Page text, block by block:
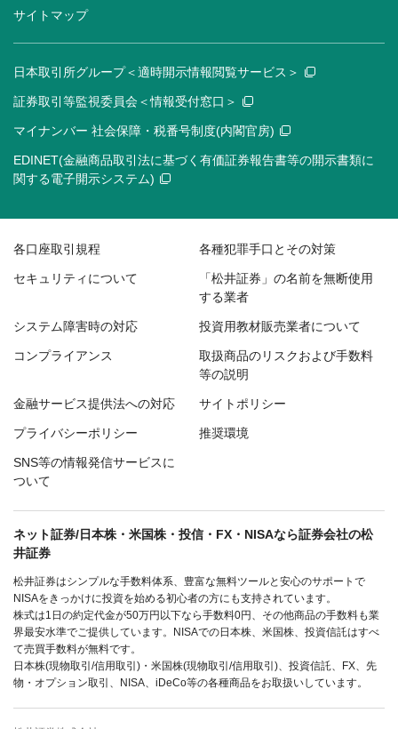
サイトマップ
日本取引所グループ＜適時開示情報閲覧サービス＞
証券取引等監視委員会＜情報受付窓口＞
マイナンバー 社会保障・税番号制度(内閣官房)
EDINET(金融商品取引法に基づく有価証券報告書等の開示書類に
関する電子開示システム)
各口座取引規程 各種犯罪手口とその対策
セキュリティについて
「松井証券」の名前を無断使用
する業者
システム障害時の対応 投資用教材販売業者について
コンプライアンス
取扱商品のリスクおよび手数料
等の説明
金融サービス提供法への対応 サイトポリシー
プライバシーポリシー 推奨環境
SNS等の情報発信サービスに
ついて
ネット証券/日本株・米国株・投信・FX・NISAなら証券会社の松
井証券
松井証券はシンプルな手数料体系、豊富な無料ツールと安心のサポートで
NISAをきっかけに投資を始める初心者の方にも支持されています。
株式は1日の約定代金が50万円以下なら手数料0円、その他商品の手数料も業
界最安水準でご提供しています。NISAでの日本株、米国株、投資信託はすべ
て売買手数料が無料です。
日本株(現物取引/信用取引)・米国株(現物取引/信用取引)、投資信託、FX、先
物・オプション取引、NISA、iDeCo等の各種商品をお取扱いしています。